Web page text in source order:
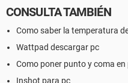
CONSULTA TAMBIÉN
Como saber la temperatura
Wattpad descargar pc
Como poner punto y coma en
Inshot para pc